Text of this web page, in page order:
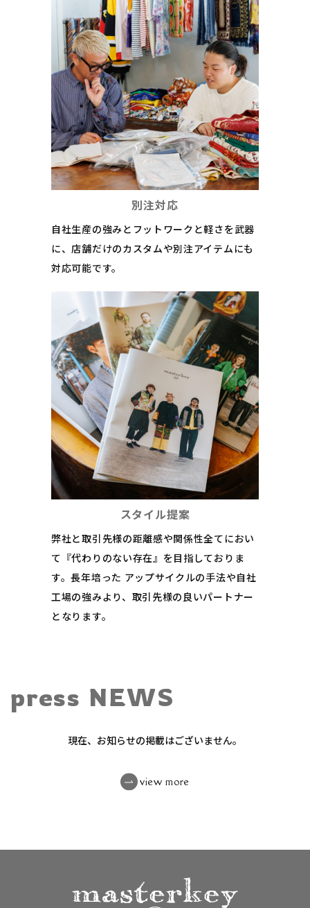
別注対応
自社生産の強みとフットワークと軽さを武器
に、店舗だけのカスタムや別注アイテムにも
対応可能です。
スタイル提案
弊社と取引先様の距離感や関係性全てにおい
て『代わりのない存在』を目指しておりま
す。長年培った アップサイクルの手法や自社
工場の強みより、取引先様の良いパートナー
となります。
press NEWS
現在、お知らせの掲載はございません。
view more